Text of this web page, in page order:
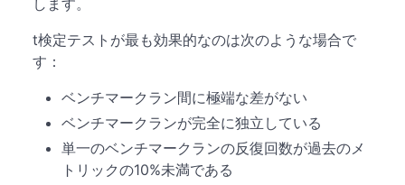
します。
t検定テストが最も効果的なのは次のような場合で
す：
ベンチマークラン間に極端な差がない
ベンチマークランが完全に独立している
単一のベンチマークランの反復回数が過去のメ
トリックの10%未満である